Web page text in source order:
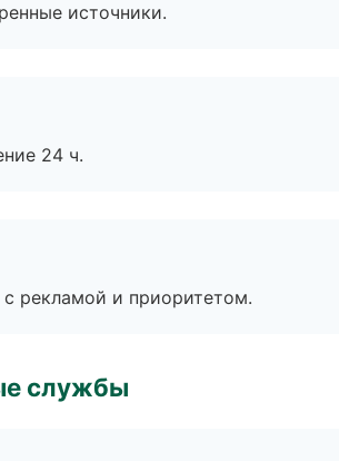
источники.
24 ч.
рекламой и приоритетом.
службы